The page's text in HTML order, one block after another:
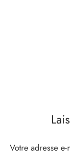
Votre adresse